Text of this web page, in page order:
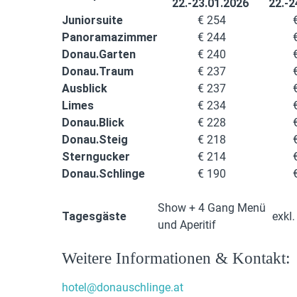
22.-23.01.2026
22.-
Juniorsuite
€ 254
Panoramazimmer
€ 244
Donau.Garten
€ 240
Donau.Traum
€ 237
Ausblick
€ 237
Limes
€ 234
Donau.Blick
€ 228
Donau.Steig
€ 218
Sterngucker
€ 214
Donau.Schlinge
€ 190
Tagesgäste
Show + 4 Gang Menü
und Aperitif
exkl.
Weitere Informationen & Kontakt:
hotel@donauschlinge.at